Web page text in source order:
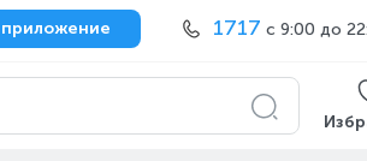
приложение 1717 с 9:00 до